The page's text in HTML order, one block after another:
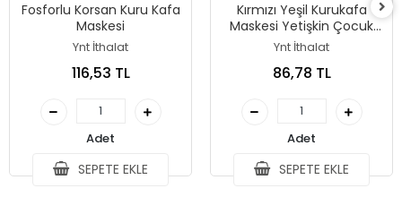
Fosforlu Korsan Kuru Kafa
Maskesi
Ynt İthalat
116,53 TL
Adet
SEPETE EKLE
Kırmızı Yeşil Kurukafa
Maskesi Yetişkin Çocuk
Parti Maskesi
Ynt İthalat
86,78 TL
Adet
SEPETE EKLE